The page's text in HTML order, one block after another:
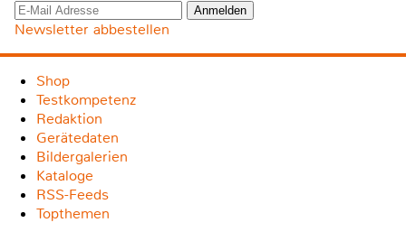
Newsletter abbestellen
Shop
Testkompetenz
Redaktion
Gerätedaten
Bildergalerien
Kataloge
RSS-Feeds
Topthemen